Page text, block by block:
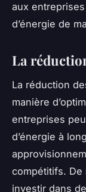
aux
d’énergie de
La
La réduction
manière
entreprises
d’énergie à
compétitifs. De
investir dans